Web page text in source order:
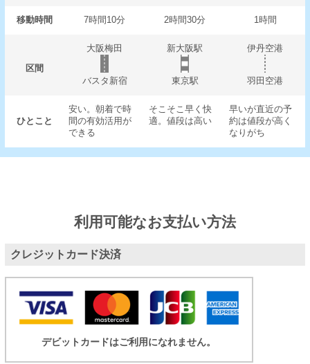
移動時間 7時間10分 2時間30分 1時間
区間
大阪梅田 新大阪駅 伊丹空港
バスタ新宿 東京駅 羽田空港
ひとこと
安い。朝着で時
間の有効活用が
できる
そこそこ早く快
適。値段は高い
早いが直近の予
約は値段が高く
なりがち
利用可能なお支払い方法
クレジットカード決済
デビットカードはご利用になれません。